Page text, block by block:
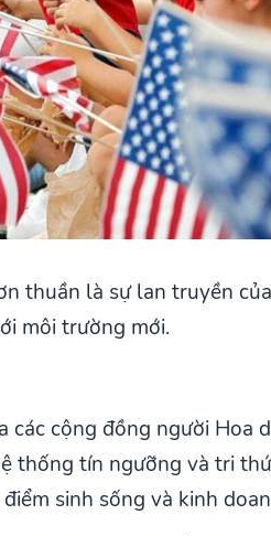
thuần là sự lan truyền
môi trường mới.
cộng đồng người Hoa
thống tín ngưỡng và tri
sinh sống và kinh